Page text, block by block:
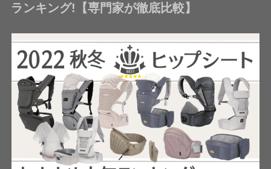
ランキング!【専門家が徹底比較】